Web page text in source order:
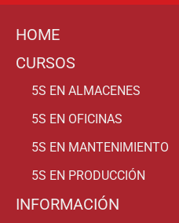
HOME
CURSOS
5S EN ALMACENES
5S EN OFICINAS
5S EN MANTENIMIENTO
5S EN PRODUCCIÓN
INFORMACIÓN